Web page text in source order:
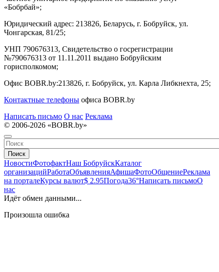
«Бобрбай»;
Юридический адрес: 213826, Беларусь, г. Бобруйск, ул.
Чонгарская, 81/25;
УНП 790676313, Свидетельство о госрегистрации
№790676313 от 11.11.2011 выдано Бобруйским
горисполкомом;
Офис BOBR.by:213826, г. Бобруйск, ул. Карла Либкнехта, 25;
Контактные телефоны офиса BOBR.by
Написать письмо О нас Реклама
© 2006-2026 «BOBR.by»
Поиск
НовостиФотофактНаш БобруйскКаталог
организацийРаботаОбъявленияАфишаФотоОбщениеРеклама
на порталеКурсы валют$ 2.95Погода36°Написать письмоО
нас
Идёт обмен данными...
Произошла ошибка